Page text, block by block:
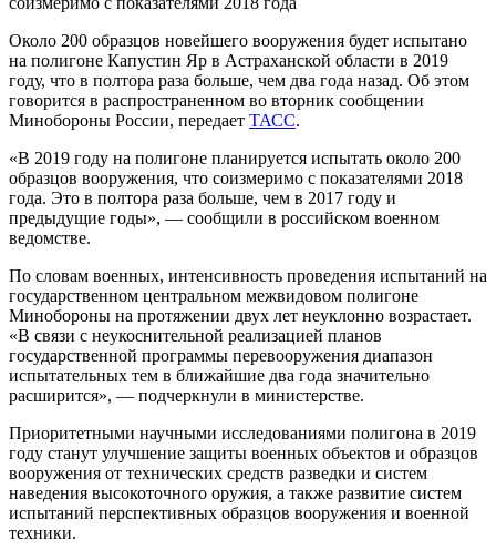
Около 200 образцов новейшего вооружения будет испытано
на полигоне Капустин Яр в Астраханской области в 2019
году, что в полтора раза больше, чем два года назад. Об этом
говорится в распространенном во вторник сообщении
Минобороны России, передает ТАСС.
«В 2019 году на полигоне планируется испытать около 200
образцов вооружения, что соизмеримо с показателями 2018
года. Это в полтора раза больше, чем в 2017 году и
предыдущие годы», — сообщили в российском военном
ведомстве.
По словам военных, интенсивность проведения испытаний на
государственном центральном межвидовом полигоне
Минобороны на протяжении двух лет неуклонно возрастает.
«В связи с неукоснительной реализацией планов
государственной программы перевооружения диапазон
испытательных тем в ближайшие два года значительно
расширится», — подчеркнули в министерстве.
Приоритетными научными исследованиями полигона в 2019
году станут улучшение защиты военных объектов и образцов
вооружения от технических средств разведки и систем
наведения высокоточного оружия, а также развитие систем
испытаний перспективных образцов вооружения и военной
техники.